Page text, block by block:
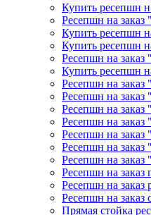
Купить ресепшн
Ресепшн на заказ
Купить ресепшн
Купить ресепшн
Ресепшн на заказ
Купить ресепшн
Ресепшн на
Ресепшн на заказ
Ресепшн на заказ
Ресепшн на заказ
Ресепшн на заказ
Ресепшн на заказ
Ресепшн на заказ
Ресепшн на
Ресепшн на
Ресепшн на заказ
Прямая стойка